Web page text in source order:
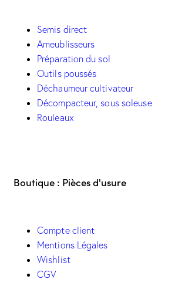
Semis direct
Ameublisseurs
Préparation du sol
Outils poussés
Déchaumeur cultivateur
Décompacteur, sous soleuse
Rouleaux
Boutique : Pièces d'usure
Compte client
Mentions Légales
Wishlist
CGV